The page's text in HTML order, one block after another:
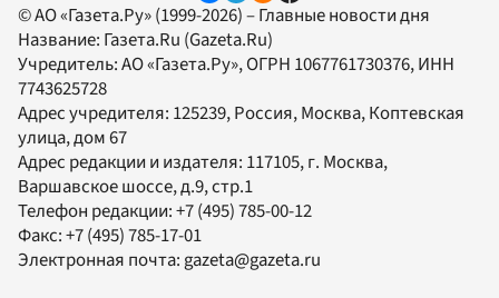
© АО «Газета.Ру» (1999-2026) – Главные новости дня
Название: Газета.Ru (Gazeta.Ru)
Учредитель:АО «Газета.Ру», ОГРН 1067761730376, ИНН
7743625728
Адрес учредителя: 125239, Россия, Москва, Коптевская
улица, дом 67
Адрес редакции и издателя: 117105, г. Москва,
Варшавское шоссе, д.9, стр.1
Телефон редакции:+7 (495) 785-00-12
Факс:+7 (495) 785-17-01
Электронная почта: gazeta@gazeta.ru